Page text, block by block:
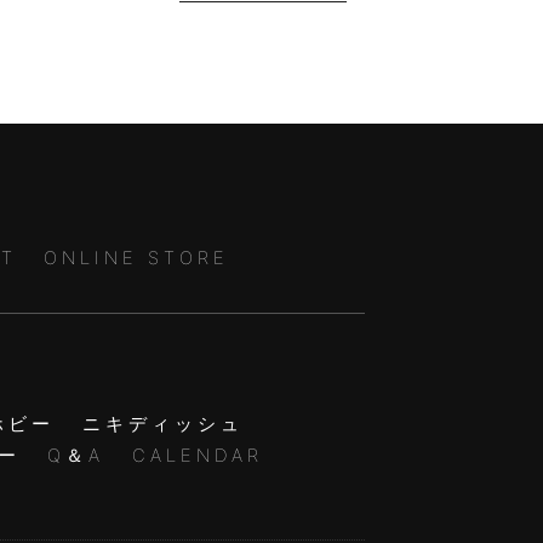
ONLINE STORE
ビー
ニキディッシュ
Q＆A
CALENDAR